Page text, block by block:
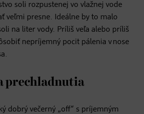
soli rozpustenej vo vlažnej vode
veľmi presne. Ideálne by to malo
na liter vody. Príliš veľa alebo príliš
nepríjemný pocit pálenia v nose
prechladnutia
dobrý večerný „off“ s príjemným